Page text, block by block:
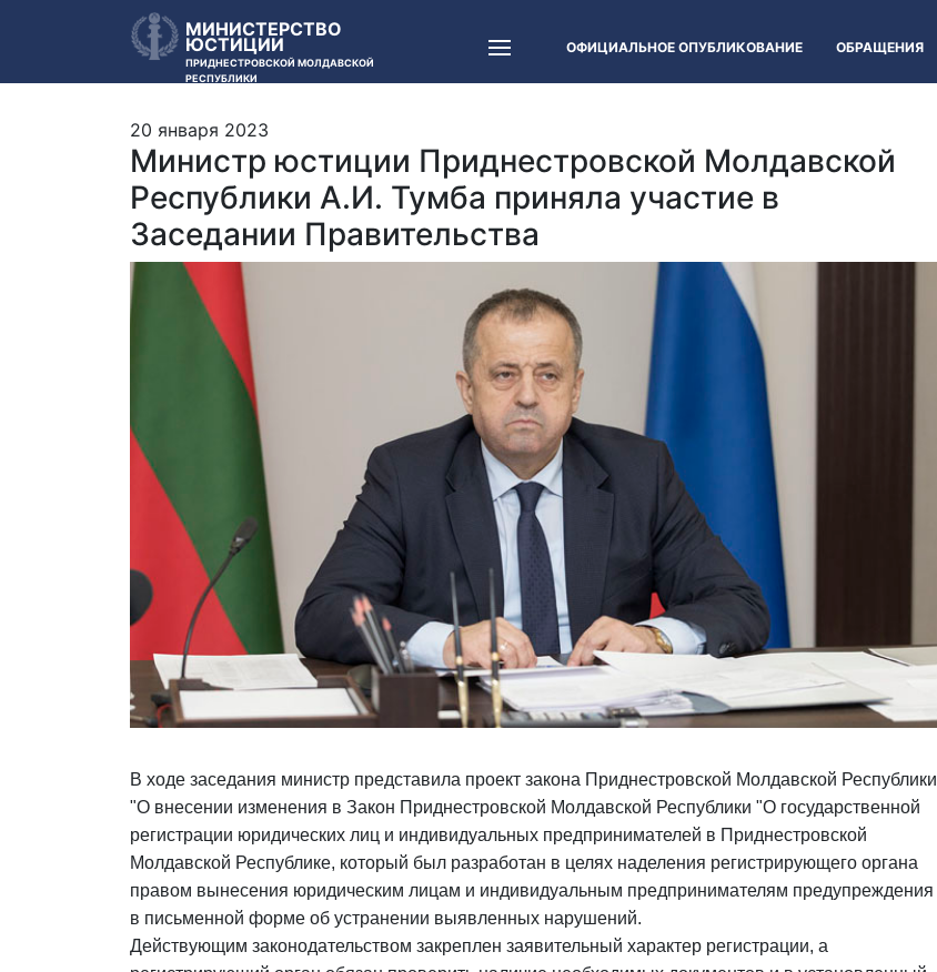
МИНИСТЕРСТВО
ЮСТИЦИИ
ПРИДНЕСТРОВСКОЙ МОЛДАВСКОЙ
РЕСПУБЛИКИ
ОФИЦИАЛЬНОЕ ОПУБЛИКОВАНИЕ ОБРАЩЕНИЯ
20 января 2023
Министр юстиции Приднестровской Молдавской
Республики А.И. Тумба приняла участие в
Заседании Правительства
В ходе заседания министр представила проект закона Приднестровской Молдавской Республики
"О внесении изменения в Закон Приднестровской Молдавской Республики "О государственной
регистрации юридических лиц и индивидуальных предпринимателей в Приднестровской
Молдавской Республике, который был разработан в целях наделения регистрирующего органа
правом вынесения юридическим лицам и индивидуальным предпринимателям предупреждения
в письменной форме об устранении выявленных нарушений.
Действующим законодательством закреплен заявительный характер регистрации, а